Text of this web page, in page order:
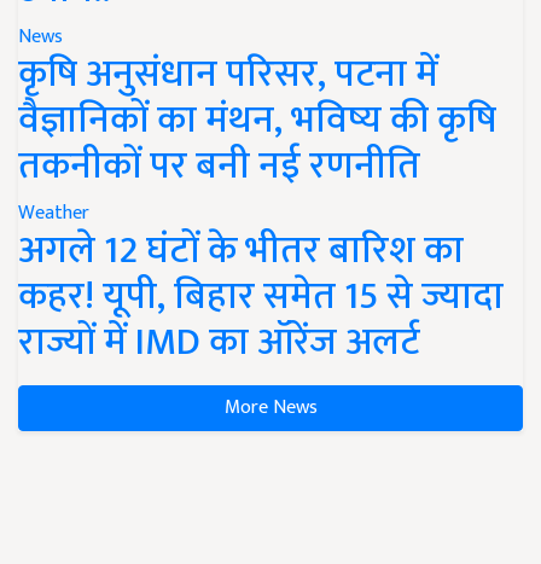
News
कृषि अनुसंधान परिसर, पटना में
वैज्ञानिकों का मंथन, भविष्य की कृषि
तकनीकों पर बनी नई रणनीति
Weather
अगले 12 घंटों के भीतर बारिश का
कहर! यूपी, बिहार समेत 15 से ज्यादा
राज्यों में IMD का ऑरेंज अलर्ट
More News